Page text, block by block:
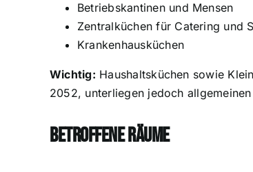
Betriebskantinen und Mensen
Zentralküchen für Catering und
Krankenhausküchen
Wichtig: Haushaltsküchen sowie
2052, unterliegen jedoch
Betroffene Räume